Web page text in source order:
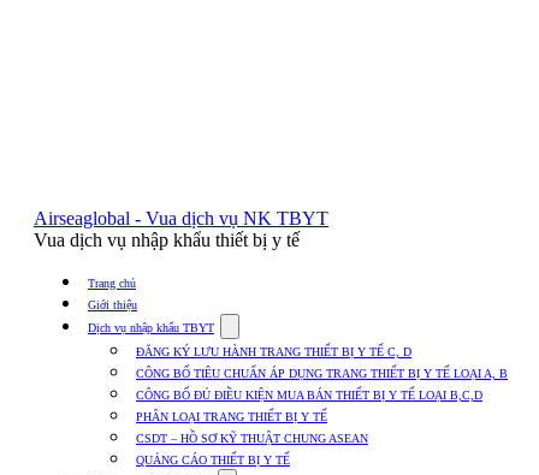
Airseaglobal - Vua dịch vụ NK TBYT
Vua dịch vụ nhập khẩu thiết bị y tế
Trang chủ
Giới thiệu
Dịch vụ nhập khẩu TBYT
submenu
for
Dịch
vụ
nhập
khẩu
TBYT
ĐĂNG KÝ LƯU HÀNH TRANG THIẾT BỊ Y TẾ C, D
CÔNG BỐ TIÊU CHUẨN ÁP DỤNG TRANG THIẾT BỊ Y TẾ LOẠI A, B
CÔNG BỐ ĐỦ ĐIỀU KIỆN MUA BÁN THIẾT BỊ Y TẾ LOẠI B,C,D
PHÂN LOẠI TRANG THIẾT BỊ Y TẾ
CSDT – HỒ SƠ KỸ THUẬT CHUNG ASEAN
QUẢNG CÁO THIẾT BỊ Y TẾ